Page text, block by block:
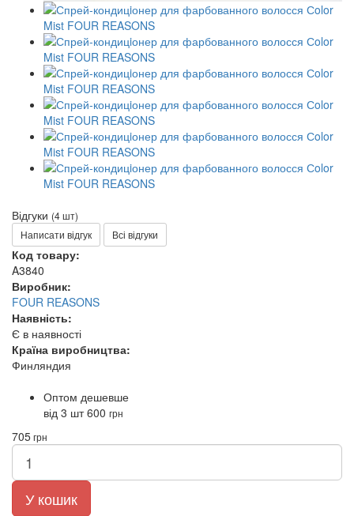
Відгуки (4 шт)
Написати відгук
Всі відгуки
Код товару:
A3840
Виробник:
FOUR REASONS
Наявність:
Є в наявності
Країна виробництва:
Финляндия
Оптом дешевше
від 3 шт600 грн
705грн
У кошик